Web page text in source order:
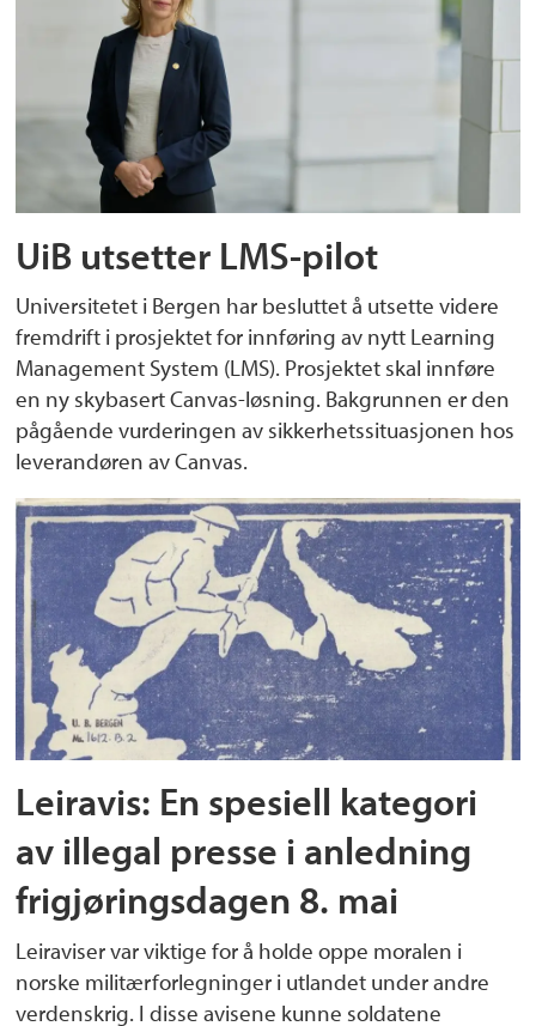
UiB utsetter LMS-pilot
Universitetet i Bergen har besluttet å utsette videre
fremdrift i prosjektet for innføring av nytt Learning
Management System (LMS). Prosjektet skal innføre
en ny skybasert Canvas-løsning. Bakgrunnen er den
pågående vurderingen av sikkerhetssituasjonen hos
leverandøren av Canvas.
Leiravis: En spesiell kategori
av illegal presse i anledning
frigjøringsdagen 8. mai
Leiraviser var viktige for å holde oppe moralen i
norske militærforlegninger i utlandet under andre
verdenskrig. I disse avisene kunne soldatene